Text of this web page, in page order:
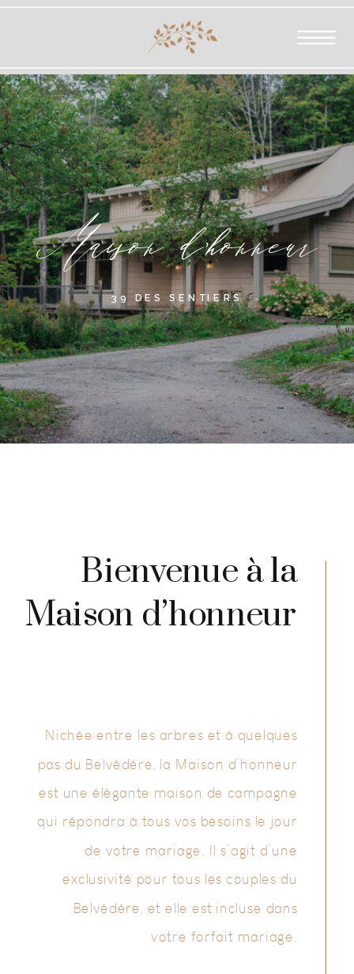
Maison d'honneur
39 DES SENTIERS
Bienvenue à la
Maison d’honneur
pas du Belvédère, la Maison d’honneur
est une élégante maison de campagne
qui répondra à tous vos besoins le jour
de votre mariage. Il s’agit d’une
exclusivité pour tous les couples du
Belvédère, et elle est incluse dans
votre forfait mariage.